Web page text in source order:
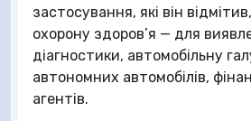
застосування, які він
охорону здоров’я — для
діагностики, автомобільну
автономних автомобілів,
агентів.